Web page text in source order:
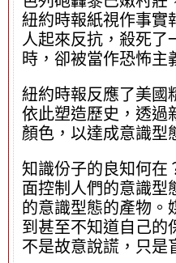
紐約時報紙視作事實
人起來反抗，殺死了
時，卻被當作恐怖主
紐約時報反應了美國
依此塑造歷史，透過
顏色，以達成意識型
知識份子的良知何在
面控制人們的意識型
的意識型態的產物。
到甚至不知道自己的
不是故意說謊，只是